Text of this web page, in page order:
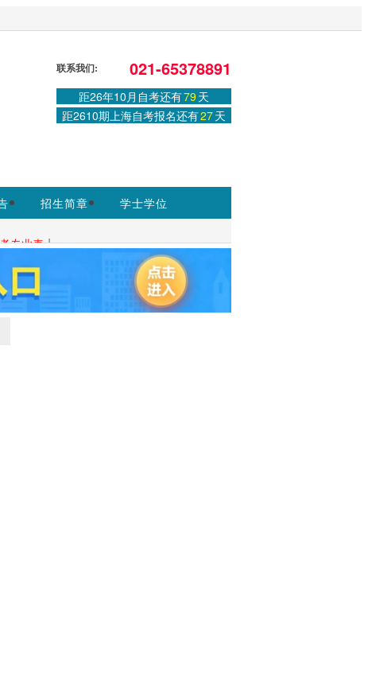
试院www.shmeea.edu.cn为准。
或注册|学习中心
联系我们: 021-65378891
距26年10月自考还有79 天
距2610期上海自考报名还有27天
招生简章
学士学位
专业表 |